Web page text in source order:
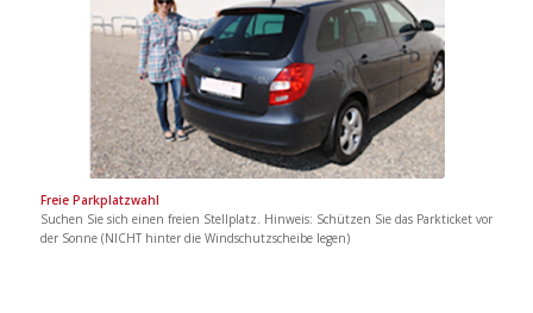
Freie Parkplatzwahl
Suchen Sie sich einen freien Stellplatz. Hinweis: Schützen Sie das Parkticket vor
der Sonne (NICHT hinter die Windschutzscheibe legen)